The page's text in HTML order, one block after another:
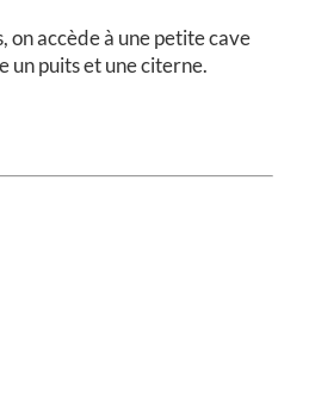
on accède à une petite cave
un puits et une citerne.